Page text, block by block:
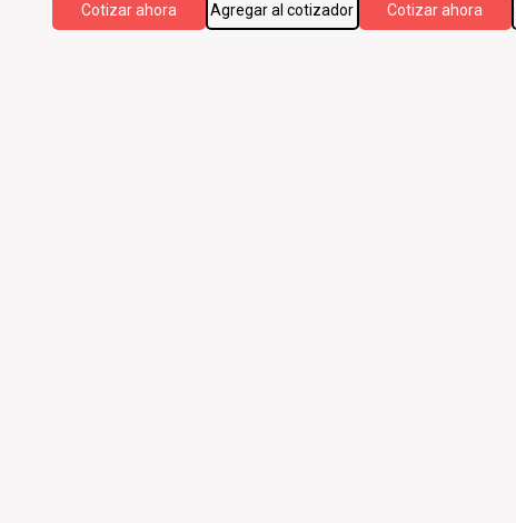
Cotizar ahora Agregar al cotizador Cotizar ahora